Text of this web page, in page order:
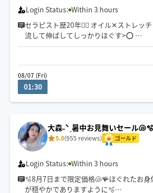
Login Status: Within 3 hours
セラピスト歴20年🧚‍♀️ オイル‪‪‪✕‬ストレッチ‪‪✕‬もみほぐし <
流して伸ばしてしっかりほぐす>️⭕️
肩こり、腰痛、むくみ…凝り固まったつ
わり柔らかに💆‍♀️
最高の気持ちよさをご提供いたします👍✨
可能な限り頑張ります💪
08/07 (Fri)
01:30
大森˗ˋˏ暑中お見舞いセール
5.0(955 reviews) ゴールド
Login Status: Within 3 hours
🫧8月7日まで限定価格🐚🪸ほぐれたお身
が穏やかでありますように🫧